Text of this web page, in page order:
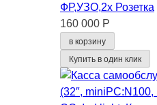
ФР,УЗО,2x Розетка
160 000 Р
в корзину
Купить в один клик